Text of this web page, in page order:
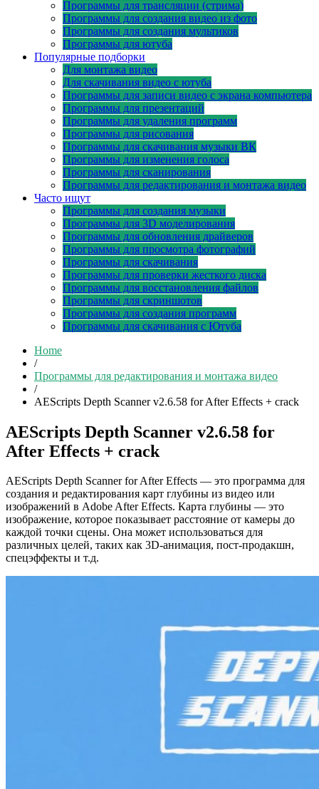
Программы для трансляции (стрима)
Программы для создания видео из фото
Программы для создания мультиков
Программы для ютуба
Популярные подборки
Для монтажа видео
Для скачивания видео с ютуба
Программы для записи видео с экрана компьютера
Программы для презентаций
Программы для удаления программ
Программы для рисования
Программы для скачивания музыки ВК
Программы для изменения голоса
Программы для сканирования
Программы для редактирования и монтажа видео
Часто ищут
Программы для создания музыки
Программы для 3D моделирования
Программы для обновления драйверов
Программы для просмотра фотографий
Программы для скачивания
Программы для проверки жесткого диска
Программы для восстановления файлов
Программы для скриншотов
Программы для создания программ
Программы для скачивания с Ютуба
Home
/
Программы для редактирования и монтажа видео
/
AEScripts Depth Scanner v2.6.58 for After Effects + crack
AEScripts Depth Scanner v2.6.58 for
After Effects + crack
AEScripts Depth Scanner for After Effects — это программа для
создания и редактирования карт глубины из видео или
изображений в Adobe After Effects. Карта глубины — это
изображение, которое показывает расстояние от камеры до
каждой точки сцены. Она может использоваться для
различных целей, таких как 3D-анимация, пост-продакшн,
спецэффекты и т.д.